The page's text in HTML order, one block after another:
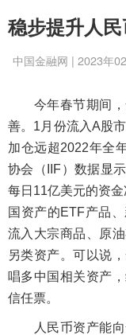
稳步提升人
中国金融网 | 2023年
今年春节期间，
善。1月份流入A股
加仓远超2022年全
协会（IIF）数据显
每日11亿美元的资
国资产的ETF产品
流入大宗商品、原
另类资产。可以说
唱多中国相关资产
信任票。
人民币资产能向